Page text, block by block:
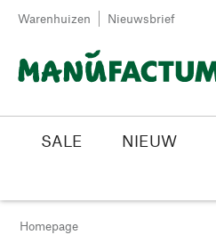
Passer au contenu
Warenhuizen Nieuwsbrief
SALE NIEUW
Homepage